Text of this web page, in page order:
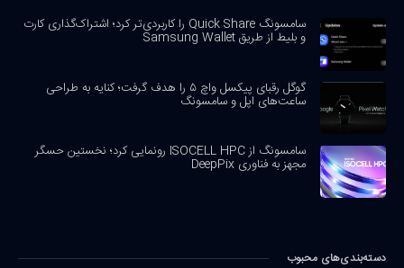
سامسونگ Quick Share را کاربردی‌تر کرد؛ اشتراک‌گذاری کارت
و بلیط از طریق Samsung Wallet
گوگل رقبای پیکسل واچ ۵ را هدف گرفت؛ کنایه به طراحی
ساعت‌های اپل و سامسونگ
سامسونگ از ISOCELL HPC رونمایی کرد؛ نخستین حسگر
مجهز به فناوری DeepPix
دسته‌بندی‌های محبوب